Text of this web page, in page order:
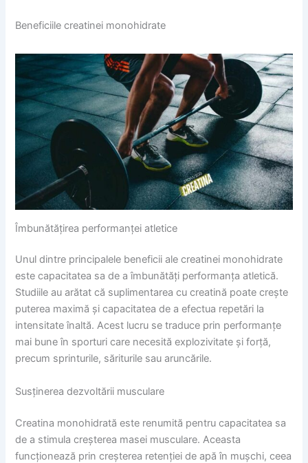
Beneficiile creatinei monohidrate
Îmbunătățirea performanței atletice
Unul dintre principalele beneficii ale creatinei monohidrate
este capacitatea sa de a îmbunătăți performanța atletică.
Studiile au arătat că suplimentarea cu creatină poate crește
puterea maximă și capacitatea de a efectua repetări la
intensitate înaltă. Acest lucru se traduce prin performanțe
mai bune în sporturi care necesită explozivitate și forță,
precum sprinturile, săriturile sau aruncările.
Susținerea dezvoltării musculare
Creatina monohidrată este renumită pentru capacitatea sa
de a stimula creșterea masei musculare. Aceasta
funcționează prin creșterea retenției de apă în mușchi, ceea